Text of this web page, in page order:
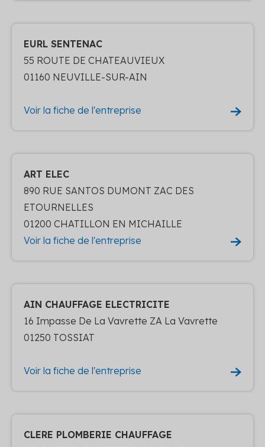
EURL SENTENAC
55 ROUTE DE CHATEAUVIEUX
01160 NEUVILLE-SUR-AIN
Voir la fiche de l'entreprise
ART ELEC
890 RUE SANTOS DUMONT ZAC DES
ETOURNELLES
01200 CHATILLON EN MICHAILLE
Voir la fiche de l'entreprise
AIN CHAUFFAGE ELECTRICITE
16 Impasse De La Vavrette ZA La Vavrette
01250 TOSSIAT
Voir la fiche de l'entreprise
CLERE PLOMBERIE CHAUFFAGE